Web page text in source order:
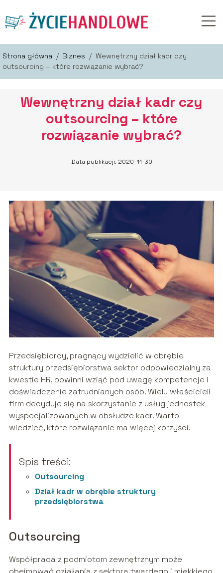
Strona główna / Biznes / Wewnętrzny dział kadr czy
outsourcing – które rozwiązanie wybrać?
Wewnętrzny dział kadr czy
outsourcing – które
rozwiązanie wybrać?
Data publikacji: 2020-11-30
Przedsiębiorcy, pragnący wydzielić w obrębie
struktury przedsiębiorstwa sektor odpowiedzialny za
kwestie HR, powinni wziąć pod uwagę kompetencje i
doświadczenie zatrudnianych osób. Wielu właścicieli
firm decyduje się na skorzystanie z usług jednostek
wyspecjalizowanych w obsłudze kadr. Warto
wiedzieć, które rozwiązanie ma więcej korzyści.
Spis treści:
Outsourcing
Dział kadr w obrębie struktury
przedsiębiorstwa
Outsourcing
Współpraca z podmiotom zewnętrznym może